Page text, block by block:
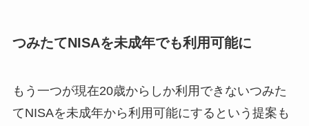
つみたてNISAを未成年でも利用可能に
もう一つが現在20歳からしか利用できないつみた
てNISAを未成年から利用可能にするという提案も